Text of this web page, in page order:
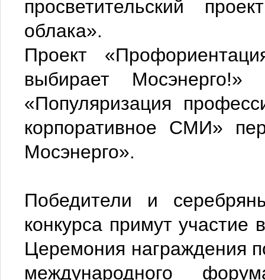
просветительский
облака».
Проект
выбирает
«Популяризация
корпоративное СМИ»
Мосэнерго».
Победители и
конкурса примут
Церемония награждения
международного